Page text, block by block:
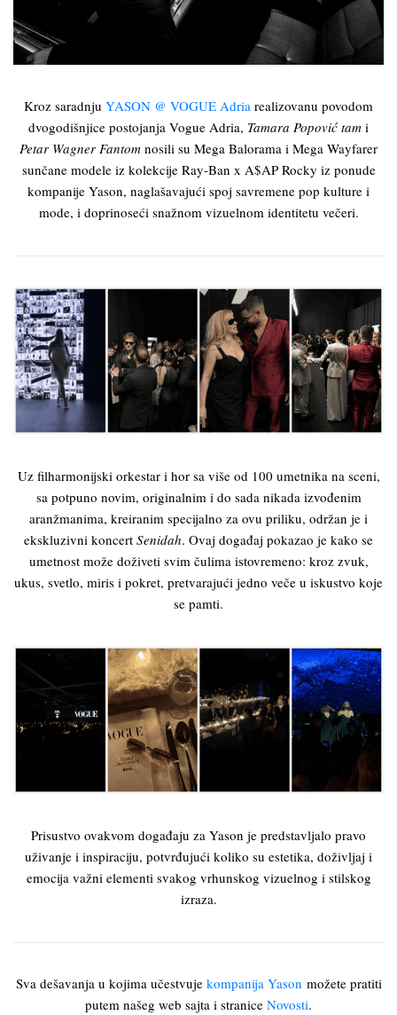
Kroz saradnju YASON @ VOGUE Adria realizovanu povodom
dvogodišnjice postojanja Vogue Adria, Tamara Popović tam i
Petar Wagner Fantom nosili su Mega Balorama i Mega Wayfarer
sunčane modele iz kolekcije Ray-Ban x A$AP Rocky iz ponude
kompanije Yason, naglašavajući spoj savremene pop kulture i
mode, i doprinoseći snažnom vizuelnom identitetu večeri.
Uz filharmonijski orkestar i hor sa više od 100 umetnika na sceni,
sa potpuno novim, originalnim i do sada nikada izvođenim
aranžmanima, kreiranim specijalno za ovu priliku, održan je i
ekskluzivni koncert Senidah. Ovaj događaj pokazao je kako se
umetnost može doživeti svim čulima istovremeno: kroz zvuk,
ukus, svetlo, miris i pokret, pretvarajući jedno veče u iskustvo koje
se pamti.
Prisustvo ovakvom događaju za Yason je predstavljalo pravo
uživanje i inspiraciju, potvrđujući koliko su estetika, doživljaj i
emocija važni elementi svakog vrhunskog vizuelnog i stilskog
izraza.
Sva dešavanja u kojima učestvuje kompanija Yason možete pratiti
putem našeg web sajta i stranice Novosti.